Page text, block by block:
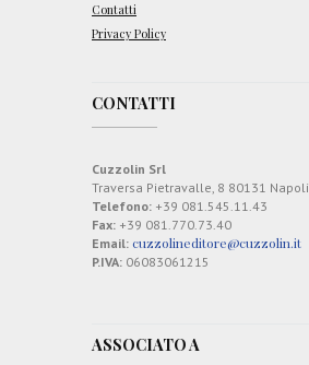
Contatti
Privacy Policy
CONTATTI
Cuzzolin Srl
Traversa Pietravalle, 8 80131 Napoli
Telefono: +39 081.545.11.43
Fax: +39 081.770.73.40
Email: cuzzolineditore@cuzzolin.it
P.IVA: 06083061215
ASSOCIATO A